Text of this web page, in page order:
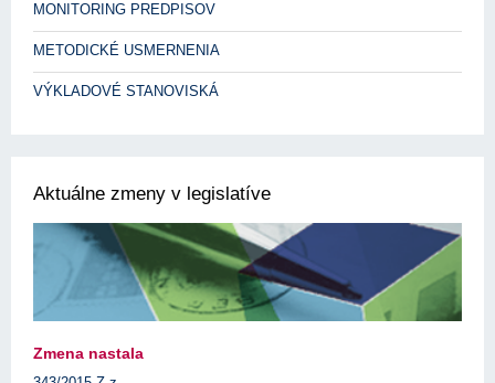
MONITORING PREDPISOV
METODICKÉ USMERNENIA
VÝKLADOVÉ STANOVISKÁ
Aktuálne zmeny v legislatíve
Zmena nastala